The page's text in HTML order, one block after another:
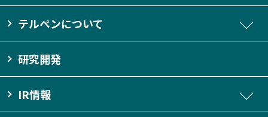
テルペンについて
研究開発
IR情報